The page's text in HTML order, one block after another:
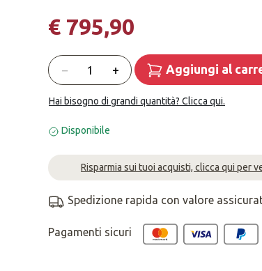
€ 795,90
Quantità
− + Aggiungi al
Hai bisogno di grandi quantità? Clicca qui.
Disponibile
Risparmia sui tuoi acquisti, clicca qui per
Spedizione rapida con valore
Pagamenti sicuri